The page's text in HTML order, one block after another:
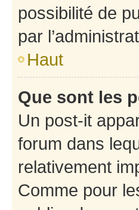
possibilité de
par
Haut
Que sont les
Un post-it
forum dans
relativement
Comme pour